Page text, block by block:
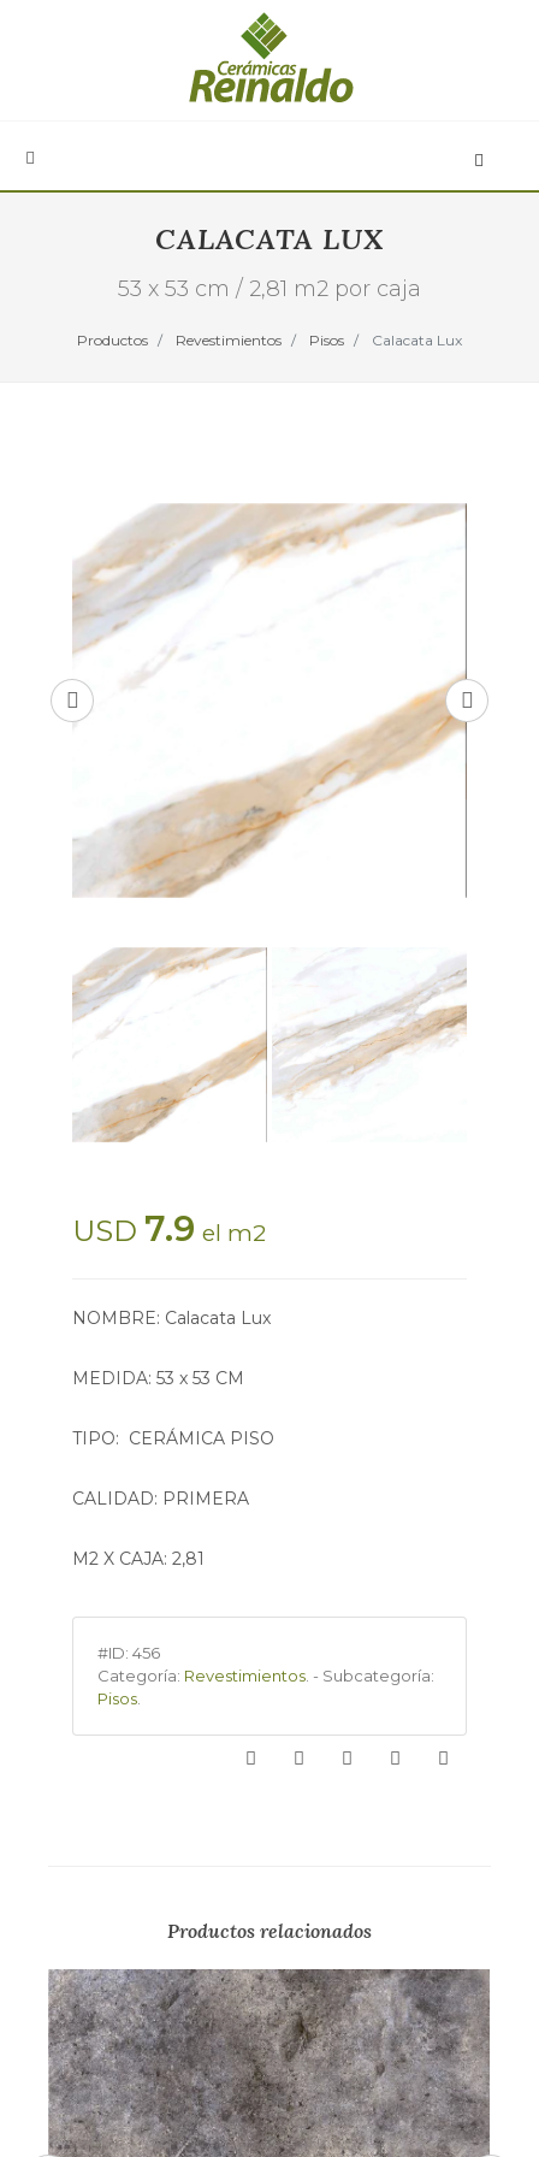
CALACATA LUX
53 x 53 cm / 2,81 m2 por caja
Productos Revestimientos Pisos Calacata Lux
USD 7.9 el m2
NOMBRE: Calacata Lux
MEDIDA: 53 x 53 CM
TIPO: CERÁMICA PISO
CALIDAD: PRIMERA
M2 X CAJA: 2,81
#ID: 456
Categoría: Revestimientos. - Subcategoría:
Pisos.
Productos relacionados